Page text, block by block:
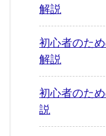
解説
初心者のた
解説
初心者のた
説